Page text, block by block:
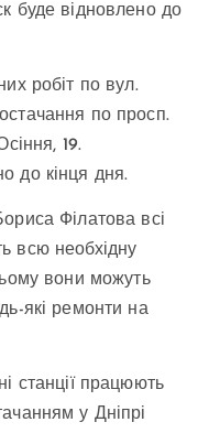
буде відновлено до
робіт по вул.
по просп.
19.
до кінця дня.
Філатова всі
всю необхідну
вони можуть
які ремонти на
станції працюють
у Дніпрі